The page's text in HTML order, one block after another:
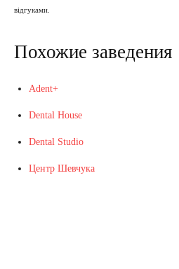
відгуками.
Похожие заведения
Adent+
Dental House
Dental Studio
Центр Шевчука